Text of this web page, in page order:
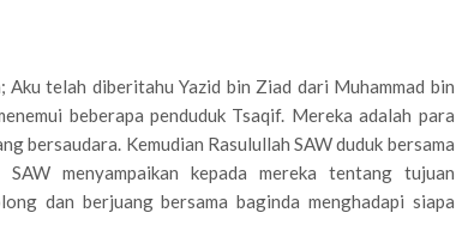
telah diberitahu Yazid bin Ziad dari Muhammad bin
beberapa penduduk Tsaqif. Mereka adalah para
bersaudara. Kemudian Rasulullah SAW duduk bersama
menyampaikan kepada mereka tentang tujuan
dan berjuang bersama baginda menghadapi siapa